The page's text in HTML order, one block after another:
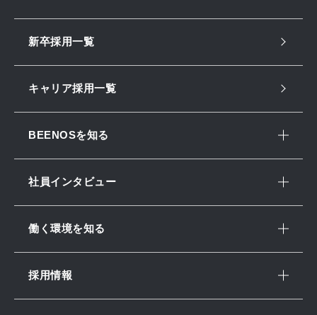
新卒採用一覧
キャリア採用一覧
BEENOSを知る
社員インタビュー
働く環境を知る
採用情報